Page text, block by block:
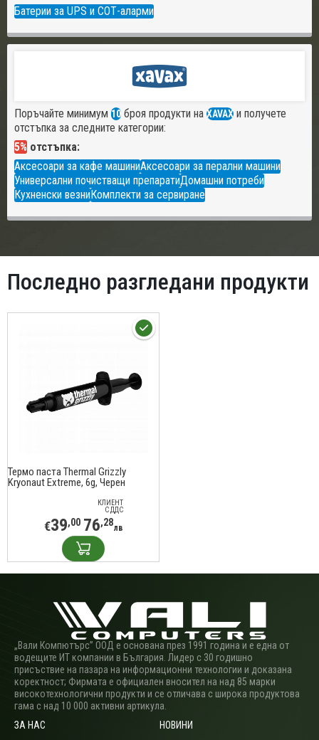
Батерии за UPS и СОТ-аларми
Поръчайте минимум 10 броя продукти на XAVAX и получете
отстъпка за следните категории:
5% отстъпка:
Аксесоари за кафе машиниАксесоари за перални машини
Универсални почистващи препаратиДомашни потреби
Кухненски везниКомплекти за сервиране
Последно разгледани продукти
Термо паста Thermal Grizzly
Kryonaut Extreme, 6g, Черен
КЛИЕНТ
С ДДС
€39,00 76,28лв
„Вали Компютърс” ООД е основана през 1991 година и е една от
водещите ИТ компании в България. Лидер с 30 годишно
присъствие на пазара на информационни технологии и доказана
коректност; Фирмата е официален вносител на над 85 марки
високотехнологични продукти и се отличава с широка продуктова
гама с над 10 000 активни артикула.
ЗА НАС
НОВИНИ